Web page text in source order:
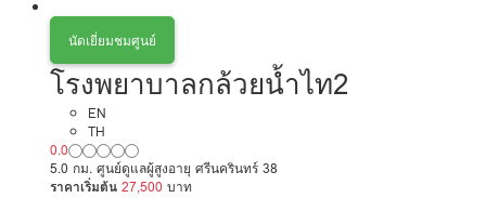
นัดเยี่ยมชมศูนย์
โรงพยาบาลกล้วยน้ำไท2
EN
TH
0.0
5.0 กม. ศูนย์ดูแลผู้สูงอายุ ศรีนครินทร์ 38
ราคาเริ่มต้น 27,500 บาท